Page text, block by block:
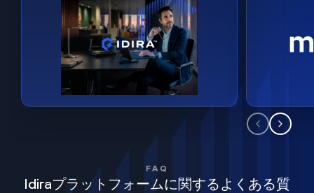
FAQ
Idiraプラットフォームに関するよくある質